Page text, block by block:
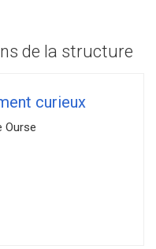
de la structure
curieux
Ourse